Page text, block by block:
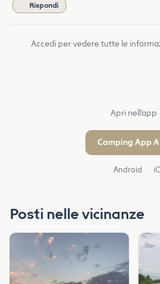
Rispondi
Accedi per vedere tutte le
Apri nell'app
Camping App
Android
Posti nelle vicinanze